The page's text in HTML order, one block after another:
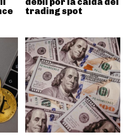
trading spot